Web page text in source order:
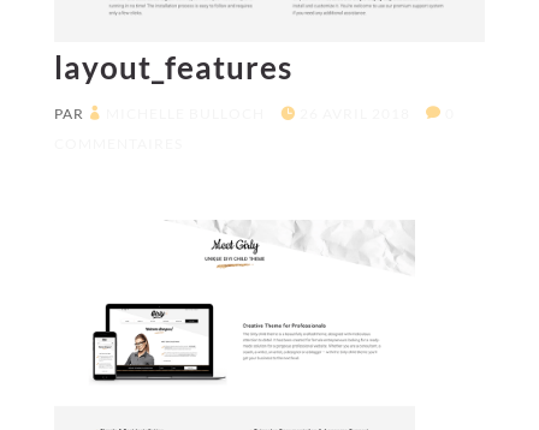
layout_features
PAR